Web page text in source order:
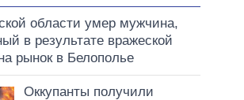
области умер мужчина,
в результате вражеской
рынок в Белополье
Оккупанты получили